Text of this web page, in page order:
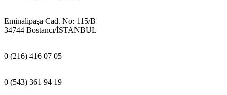
Eminalipaşa Cad. No: 115/B
34744 Bostancı/İSTANBUL
0 (216) 416 07 05
0 (543) 361 94 19